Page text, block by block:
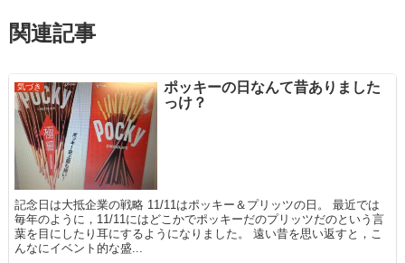
関連記事
気づき
ポッキーの日なんて昔ありました
っけ？
記念日は大抵企業の戦略 11/11はポッキー＆プリッツの日。 最近では
毎年のように，11/11にはどこかでポッキーだのプリッツだのという言
葉を目にしたり耳にするようになりました。 遠い昔を思い返すと，こ
んなにイベント的な盛...